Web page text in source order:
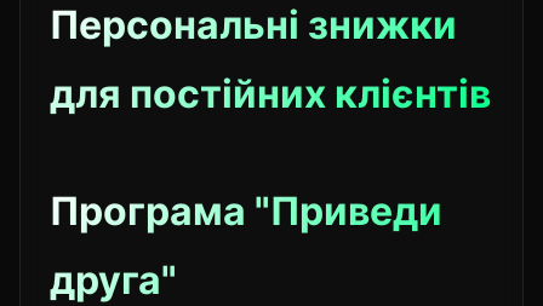
Персональні знижки
для постійних клієнтів
Програма "Приведи
друга"